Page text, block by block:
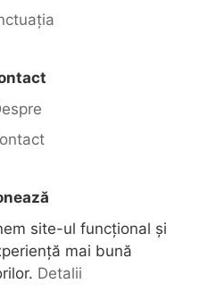
site-ul funcțional și
mai bună
Detalii